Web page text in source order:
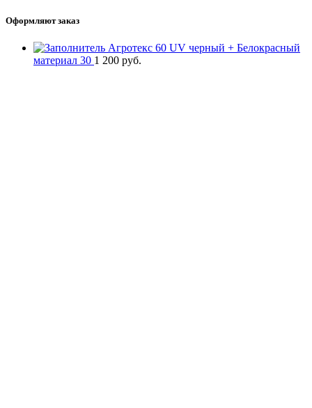
Оформляют заказ
Агротекс 60 UV черный + Белокрасный
материал 30 1 200 руб.